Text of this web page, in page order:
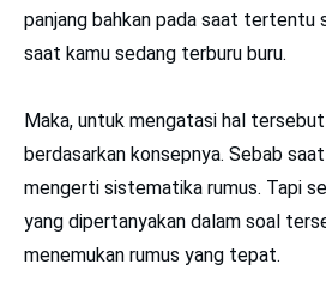
panjang bahkan pada saat tertentu
saat kamu sedang terburu buru.
Maka, untuk mengatasi hal
berdasarkan konsepnya. Sebab
mengerti sistematika rumus. Tapi
yang dipertanyakan dalam soal
menemukan rumus yang tepat.